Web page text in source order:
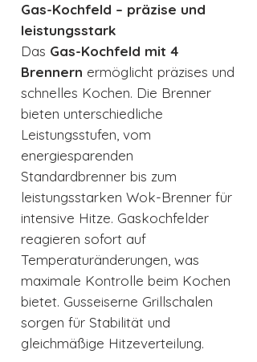
Gas-Kochfeld – präzise und
leistungsstark
Das Gas-Kochfeld mit 4
Brennern ermöglicht präzises und
schnelles Kochen. Die Brenner
bieten unterschiedliche
Leistungsstufen, vom
energiesparenden
Standardbrenner bis zum
leistungsstarken Wok-Brenner für
intensive Hitze. Gaskochfelder
reagieren sofort auf
Temperaturänderungen, was
maximale Kontrolle beim Kochen
bietet. Gusseiserne Grillschalen
sorgen für Stabilität und
gleichmäßige Hitzeverteilung.